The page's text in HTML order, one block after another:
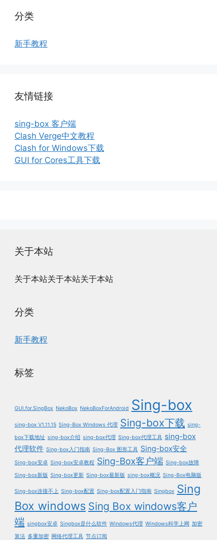
分类
新手教程
友情链接
sing-box 客户端
Clash Verge中文教程
Clash for Windows下载
GUI for Cores工具下载
关于本站
关于本站关于本站关于本站
分类
新手教程
标签
GUI.for.SingBox NekoBox NekoBoxForAndroid Sing-box
sing-box V1.11.15 Sing-Box Windows 代理 Sing-box下载 sing-
box下载地址 sing-box介绍 sing-box代理 Sing-box代理工具 sing-box
代理软件 Sing-box入门指南 Sing-Box 图形工具 Sing-box安全
Sing-box安卓 Sing-box安卓教程 Sing-Box客户端 Sing-box故障
Sing-box新版 Sing-box更新 Sing-box最新版 sing-box概况 Sing-Box电脑版
Sing-box连接不上 Sing-box配置 Sing-box配置入门指南 Singbox Sing
Box windows Sing Box windows客户
端 singbox安卓 Singbox是什么软件 Windows代理 Windows科学上网 加密
算法 多重加密 网络代理工具 节点订阅